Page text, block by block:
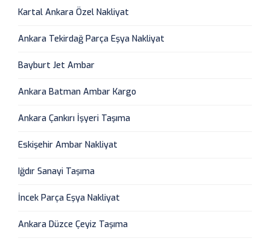
Kartal Ankara Özel Nakliyat
Ankara Tekirdağ Parça Eşya Nakliyat
Bayburt Jet Ambar
Ankara Batman Ambar Kargo
Ankara Çankırı İşyeri Taşıma
Eskişehir Ambar Nakliyat
Iğdır Sanayi Taşıma
İncek Parça Eşya Nakliyat
Ankara Düzce Çeyiz Taşıma